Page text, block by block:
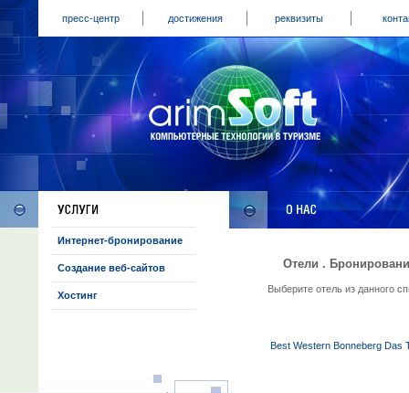
пресс-центр достижения реквизиты
Интернет-бронирование
Создание веб-сайтов
Хостинг
Отели .
Выберите отель из данного
Best Western Bonneberg Das